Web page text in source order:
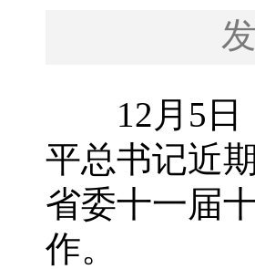
12月5日，
平总书记近
省委十一届
作。